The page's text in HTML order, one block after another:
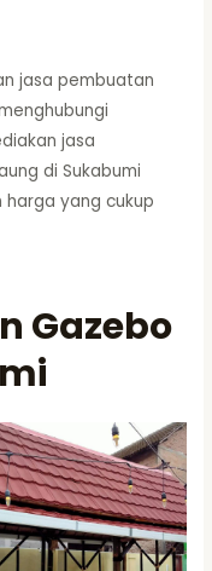
jasa pembuatan
jasa
di Sukabumi
yang cukup
Gazebo